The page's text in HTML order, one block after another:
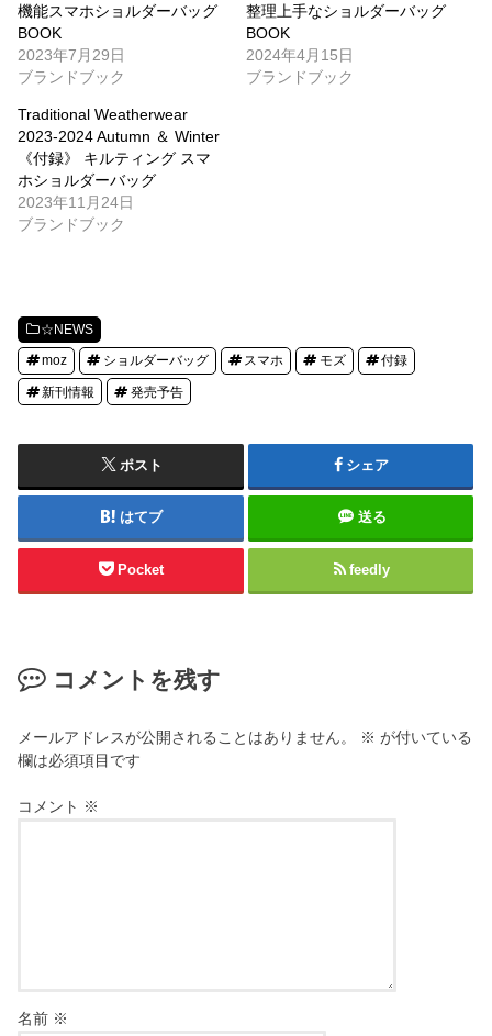
機能スマホショルダーバッグ
BOOK
2023年7月29日
ブランドブック
整理上手なショルダーバッグ
BOOK
2024年4月15日
ブランドブック
Traditional Weatherwear
2023-2024 Autumn ＆ Winter
《付録》 キルティング スマ
ホショルダーバッグ
2023年11月24日
ブランドブック
☆NEWS
moz ショルダーバッグ スマホ モズ 付録
新刊情報 発売予告
ポスト シェア
はてブ 送る
Pocket feedly
コメントを残す
メールアドレスが公開されることはありません。 ※ が付いている
欄は必須項目です
コメント ※
名前 ※